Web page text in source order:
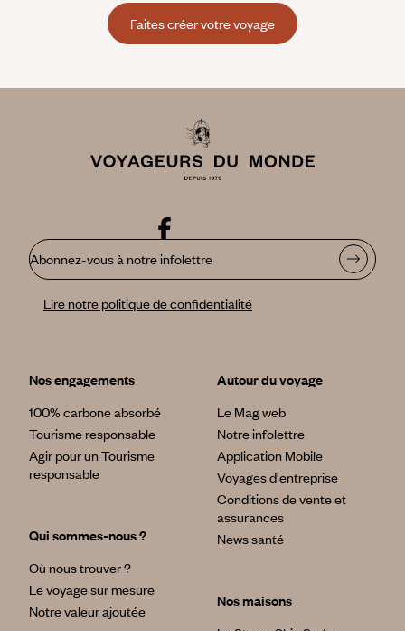
Faites créer votre voyage
Abonnez-vous à notre infolettre
Lire notre politique de confidentialité
Nos engagements
100% carbone absorbé
Tourisme responsable
Agir pour un Tourisme
responsable
Qui sommes-nous ?
Où nous trouver ?
Le voyage sur mesure
Notre valeur ajoutée
Autour du voyage
Le Mag web
Notre infolettre
Application Mobile
Voyages d'entreprise
Conditions de vente et
assurances
News santé
Nos maisons